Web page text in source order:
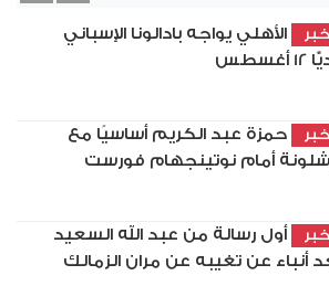
خبر
الأهلي يواجه بادالونا الإسباني
أغسطس
خبر
حمزة عبد الكريم أساسيًا مع
أمام نوتينجهام فورست
خبر
أول رسالة من عبد الله السعيد
أنباء عن تغيبه عن مران الزمالك